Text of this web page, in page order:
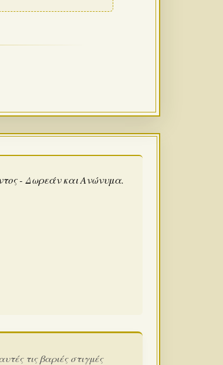
- Δωρεάν και Ανώνυμα.
τις βαριές στιγμές